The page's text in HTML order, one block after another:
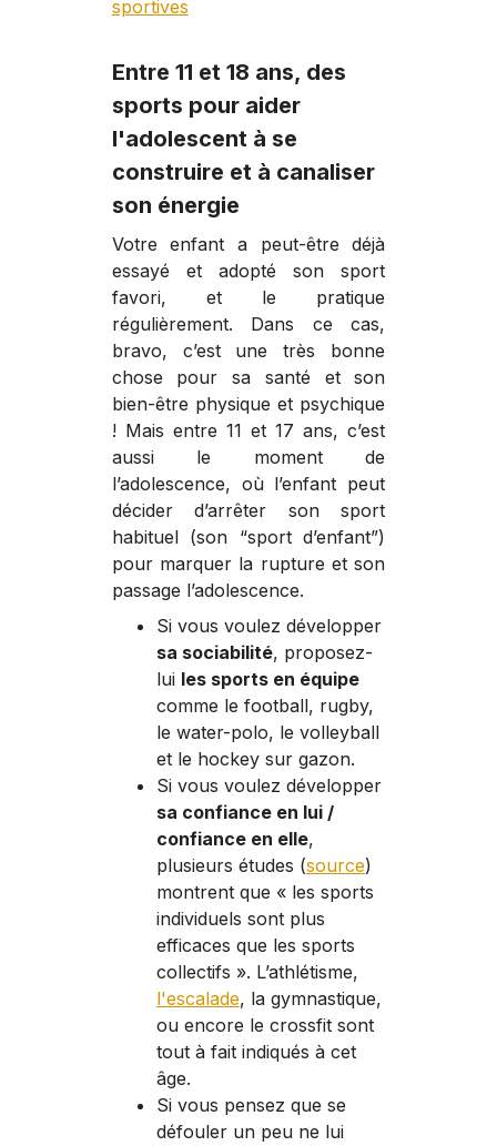
sportives
Entre 11 et 18 ans, des
sports pour aider
l'adolescent à se
construire et à canaliser
son énergie
Votre enfant a peut-être déjà
essayé et adopté son sport
favori, et le pratique
régulièrement. Dans ce cas,
bravo, c’est une très bonne
chose pour sa santé et son
bien-être physique et psychique
! Mais entre 11 et 17 ans, c’est
aussi le moment de
l’adolescence, où l’enfant peut
décider d’arrêter son sport
habituel (son “sport d’enfant”)
pour marquer la rupture et son
passage l’adolescence.
Si vous voulez développer
sa sociabilité, proposez-
lui les sports en équipe
comme le football, rugby,
le water-polo, le volleyball
et le hockey sur gazon.
Si vous voulez développer
sa confiance en lui /
confiance en elle,
plusieurs études (source)
montrent que « les sports
individuels sont plus
efficaces que les sports
collectifs ». L’athlétisme,
l'escalade, la gymnastique,
ou encore le crossfit sont
tout à fait indiqués à cet
âge.
Si vous pensez que se
défouler un peu ne lui